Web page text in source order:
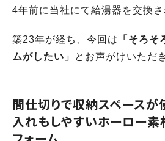
4年前に当社にて給湯器を交換さ
築23年が経ち、今回は
「そろ
ムがしたい」
とお声がけいただ
間仕切りで収納スペースが
入れもしやすいホーロー素